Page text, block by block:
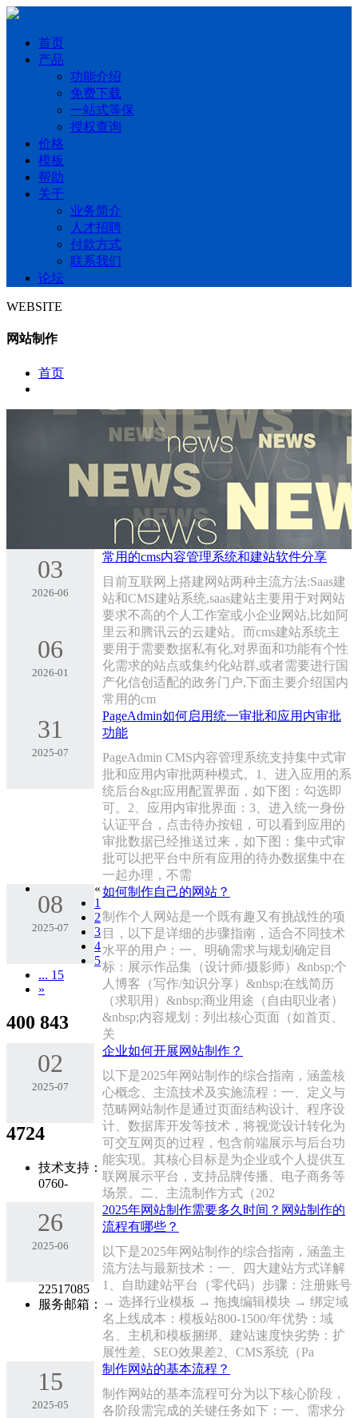
首页
产品
功能介绍
免费下载
一站式等保
授权查询
价格
模板
帮助
关于
业务简介
人才招聘
付款方式
联系我们
论坛
WEBSITE
网站制作
首页
03
2026-06
常用的cms内容管理系统和建站软件分享
目前互联网上搭建网站两种主流方法:Saas建
站和CMS建站系统,saas建站主要用于对网站
要求不高的个人工作室或小企业网站,比如阿
里云和腾讯云的云建站。而cms建站系统主
要用于需要数据私有化,对界面和功能有个性
化需求的站点或集约化站群,或者需要进行国
产化信创适配的政务门户,下面主要介绍国内
常用的cm
06
2026-01
PageAdmin如何启用统一审批和应用内审批
功能
PageAdmin CMS内容管理系统支持集中式审
批和应用内审批两种模式。1、进入应用的系
统后台&gt;应用配置界面，如下图：勾选即
可。2、应用内审批界面：3、进入统一身份
认证平台，点击待办按钮，可以看到应用的
审批数据已经推送过来，如下图：集中式审
批可以把平台中所有应用的待办数据集中在
一起办理，不需
31
2025-07
如何制作自己的网站？
制作个人网站是一个既有趣又有挑战性的项
目，以下是详细的步骤指南，适合不同技术
水平的用户：一、明确需求与规划‌确定目
标‌：展示作品集（设计师/摄影师）&nbsp;个
人博客（写作/知识分享）&nbsp;在线简历
（求职用）&nbsp;商业用途（自由职业者）
&nbsp;‌内容规划‌：列出核心页面（如首页、
关
08
2025-07
企业如何开展网站制作？
以下是2025年网站制作的综合指南，涵盖核
心概念、主流技术及实施流程：一、定义与
范畴网站制作是通过页面结构设计、程序设
计、数据库开发等技术，将视觉设计转化为
可交互网页的过程，包含前端展示与后台功
能实现。其核心目标是为企业或个人提供互
联网展示平台，支持品牌传播、电子商务等
场景。二、主流制作方式（202
02
2025-07
2025年网站制作需要多久时间？网站制作的
流程有哪些？
以下是2025年网站制作的综合指南，涵盖主
流方法与最新技术：一、四大建站方式详解
1、‌自助建站平台（零代码）‌步骤：注册账号
→ 选择行业模板 → 拖拽编辑模块 → 绑定域
名上线成本：模板站800-1500/年‌优势：域
名、主机和模板捆绑、建站速度快劣势：扩
展性差、SEO效果差2、‌CMS系统（Pa
26
2025-06
制作网站的基本流程？
制作网站的基本流程可分为以下核心阶段，
各阶段需完成的关键任务如下：一、需求分
15
2025-05
«
1
2
3
4
5
... 15
»
400 843
4724
技术支持：
0760-
22517085
服务邮箱：